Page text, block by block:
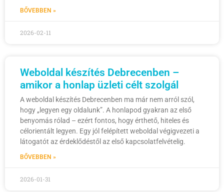
BŐVEBBEN »
2026-02-11
Weboldal készítés Debrecenben –
amikor a honlap üzleti célt szolgál
A weboldal készítés Debrecenben ma már nem arról szól,
hogy „legyen egy oldalunk”. A honlapod gyakran az első
benyomás rólad – ezért fontos, hogy érthető, hiteles és
célorientált legyen. Egy jól felépített weboldal végigvezeti a
látogatót az érdeklődéstől az első kapcsolatfelvételig.
BŐVEBBEN »
2026-01-31